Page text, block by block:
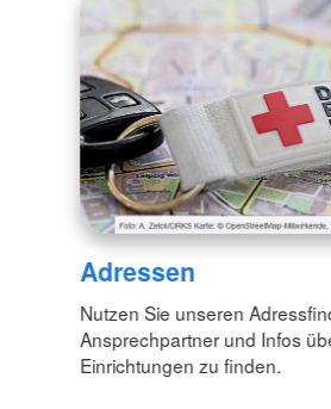
Adressen
Nutzen Sie unseren
Ansprechpartner und Infos
Einrichtungen zu finden.